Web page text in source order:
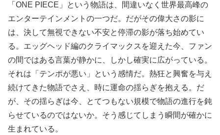
「ONE PIECE」という物語は、間違いなく世界最高峰の
エンターテインメントの一つだ。だがその偉大さの影に
は、決して無視できない不安と停滞の影が落ち始めてい
る。エッグヘッド編のクライマックスを迎えた今、ファン
の間ではある言葉が静かに、しかし確実に広がっている。
それは「テンポが悪い」という感情だ。熱狂と興奮を与え
続けてきた物語でさえ、時に運命の揺らぎを抱える。だ
が、その揺らぎは今、とてつもない規模で物語の進行を鈍
らせているのではないか。そう感じてしまう瞬間が確かに
生まれている。